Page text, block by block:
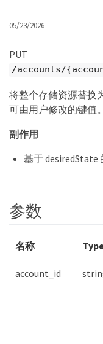
05/23/2026
PUT
/accounts/
将整个存储资源替换
可由用户修改的键值。
副作用
基于 desiredState
参数
名称
account_id